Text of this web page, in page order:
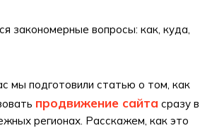
закономерные вопросы: как, куда,
мы подготовили статью о том, как
продвижение сайта сразу в
регионах. Расскажем, как это